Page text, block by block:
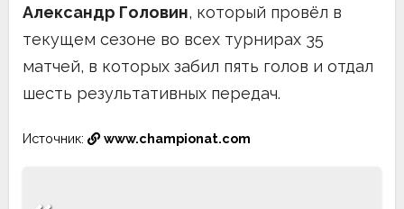
Александр Головин, который провёл в
текущем сезоне во всех турнирах 35
матчей, в которых забил пять голов и отдал
шесть результативных передач.
Источник: www.championat.com